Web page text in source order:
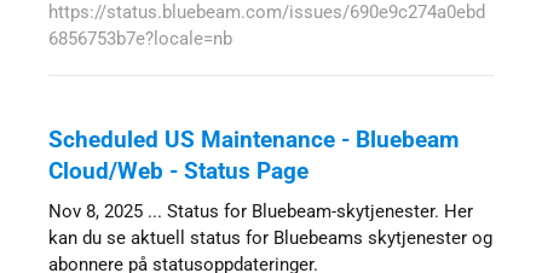
https://status.bluebeam.com/issues/690e9c274a0ebd
6856753b7e?locale=nb
Scheduled US Maintenance - Bluebeam
Cloud/Web - Status Page
Nov 8, 2025 ... Status for Bluebeam-skytjenester. Her
kan du se aktuell status for Bluebeams skytjenester og
abonnere på statusoppdateringer.